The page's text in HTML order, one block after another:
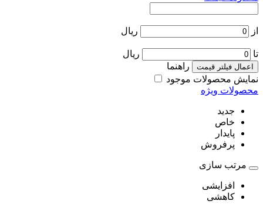
از ریال
تا ریال
اعمال فیلتر قیمت
راهنما
نمایش محصولات موجود
محصولات ویژه
جدید
خاص
پایدار
پرفروش
مرتب سازی
افزایشی
کاهشی